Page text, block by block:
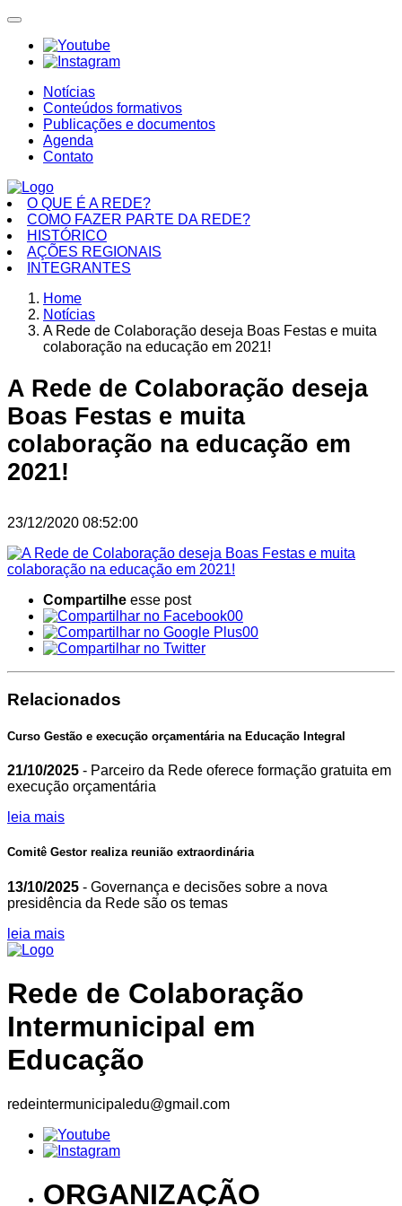
Notícias
Conteúdos formativos
Publicações e documentos
Agenda
Contato
O QUE É A REDE?
COMO FAZER PARTE DA REDE?
HISTÓRICO
AÇÕES REGIONAIS
INTEGRANTES
Home
Notícias
A Rede de Colaboração deseja Boas Festas e muita
colaboração na educação em 2021!
A Rede de Colaboração deseja
Boas Festas e muita
colaboração na educação em
2021!
23/12/2020 08:52:00
Compartilhe esse post
00
00
Relacionados
Curso Gestão e execução orçamentária na Educação Integral
21/10/2025 - Parceiro da Rede oferece formação gratuita em
execução orçamentária
leia mais
Comitê Gestor realiza reunião extraordinária
13/10/2025 - Governança e decisões sobre a nova
presidência da Rede são os temas
leia mais
Rede de Colaboração
Intermunicipal em
Educação
redeintermunicipaledu@gmail.com
ORGANIZAÇÃO